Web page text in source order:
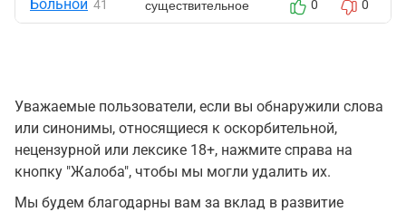
Больной 41 существительное 0 0
Уважаемые пользователи, если вы обнаружили слова
или синонимы, относящиеся к оскорбительной,
нецензурной или лексике 18+, нажмите справа на
кнопку "Жалоба", чтобы мы могли удалить их.
Мы будем благодарны вам за вклад в развитие